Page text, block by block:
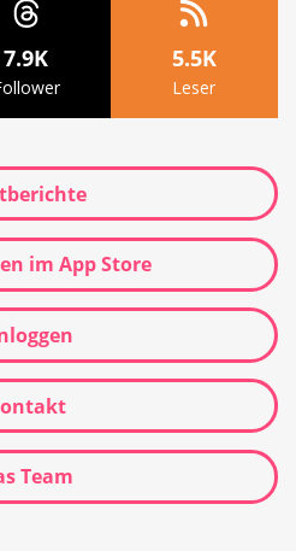
7.9K 5.5K
Leser
im App Store
Team